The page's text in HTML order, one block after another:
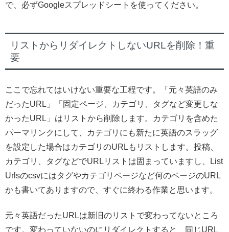
で、必ずGoogleスプレッドシートを使ってください。
リストからリダイレクトしないURLを削除！重
要
ここで忘れてはいけない重要な工程です。「元々英語のみ
だったURL」「固定ページ、カテゴリ、タグなど変更しな
かったURL」はリストから削除します。カテゴリを含めた
パーマリンクにして、カテゴリにも新たに英語のスラッグ
を設定した場合はカテゴリのURLもリストします。投稿、
カテゴリ、タグなどでURLリストは固まっていますし、List
Urlsのcsvにはタグやカテゴリページなど何のページのURL
かも書いてありますので、すぐに終わる作業と思います。
元々英語だったURLは新旧のリストで変わってないところ
です。変わっていないのにリダイレクトすると、同じURL